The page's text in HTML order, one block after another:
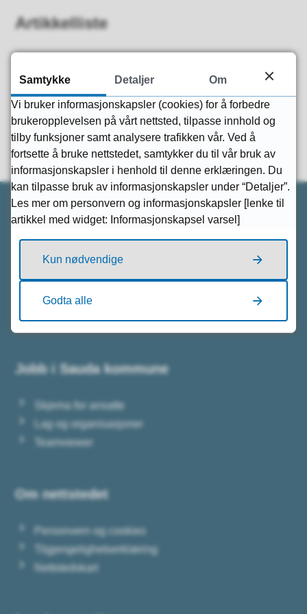
Artikkelliste
Fant du det du lette etter?
Ja Nei
Kontakt oss
Kontakt Sauda kommune
Finn en ansatt
Viktige telefonnummer
Jobb i Sauda kommune
Skjema for ansatte
Lag og organisasjoner
Teamviewer
Om nettstedet
Personvern og cookies
Tilgjengelighetserklæring
Nettstedskart
Samtykke Detaljer Om
Vi bruker informasjonskapsler (cookies) for å forbedre
brukeropplevelsen på vårt nettsted, tilpasse innhold og
tilby funksjoner samt analysere trafikken vår. Ved å
fortsette å bruke nettstedet, samtykker du til vår bruk av
informasjonskapsler i henhold til denne erklæringen. Du
kan tilpasse bruk av informasjonskapsler under “Detaljer”.
Les mer om personvern og informasjonskapsler [lenke til
artikkel med widget: Informasjonskapsel varsel]
Kun nødvendige
Godta alle